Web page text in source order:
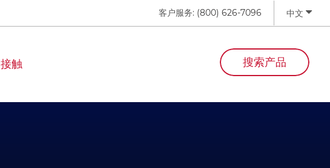
客户服务: (800) 626-7096 中文
接触 搜索产品